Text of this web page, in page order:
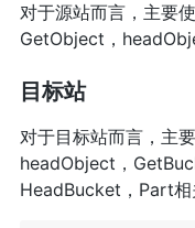
对于源站而言，主要
GetObject，
目标站
对于目标站而言，主
headObject，
HeadBucket，Part相